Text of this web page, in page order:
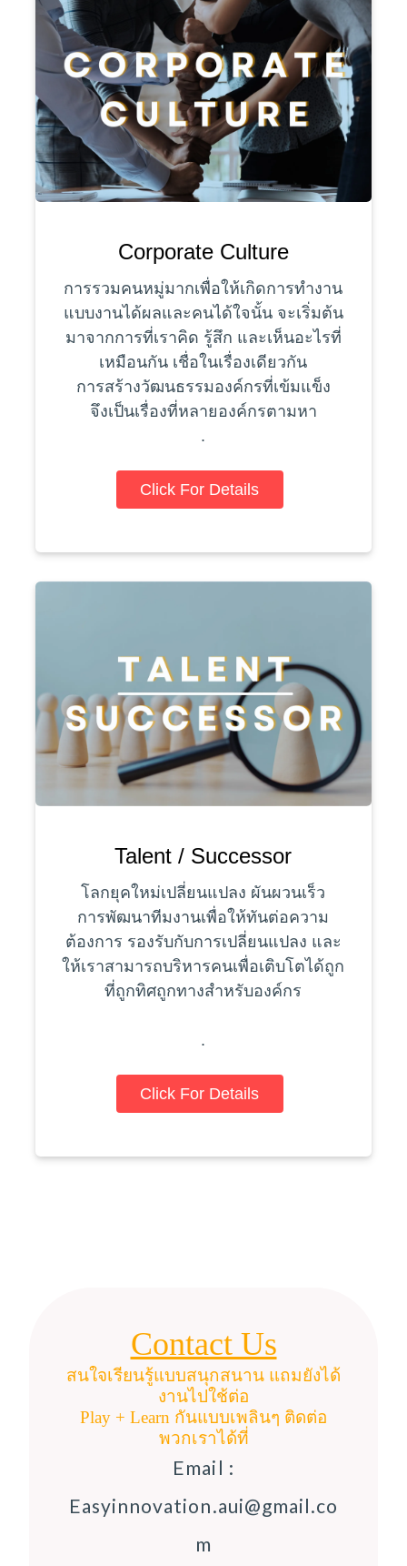
Corporate Culture
การรวมคนหมู่มากเพื่อให้เกิดการทำงาน
แบบงานได้ผลและคนได้ใจนั้น จะเริ่มต้น
มาจากการที่เราคิด รู้สึก และเห็นอะไรที่
เหมือนกัน เชื่อในเรื่องเดียวกัน
การสร้างวัฒนธรรมองค์กรที่เข้มแข็ง
จึงเป็นเรื่องที่หลายองค์กรตามหา
.
Click For Details
Talent / Successor
โลกยุคใหม่เปลี่ยนแปลง ผันผวนเร็ว
การพัฒนาทีมงานเพื่อให้ทันต่อความ
ต้องการ รองรับกับการเปลี่ยนแปลง และ
ให้เราสามารถบริหารคนเพื่อเติบโตได้ถูก
ที่ถูกทิศถูกทางสำหรับองค์กร
.
Click For Details
Contact Us
สนใจเรียนรู้แบบสนุกสนาน แถมยังได้
งานไปใช้ต่อ
Play + Learn กันแบบเพลินๆ ติดต่อ
พวกเราได้ที่
Email :
Easyinnovation.aui@gmail.co
m